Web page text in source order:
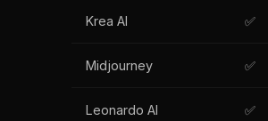
Krea AI ✅
Midjourney ✅
Leonardo AI ✅